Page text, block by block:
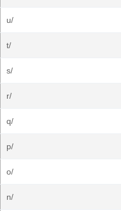
u/
t/
s/
r/
q/
p/
o/
n/